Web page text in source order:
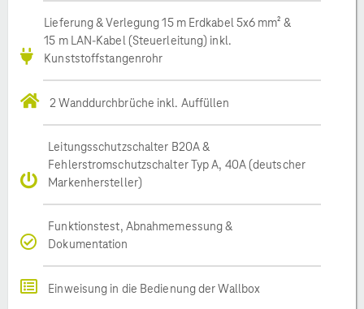
Lieferung & Verlegung 15 m Erdkabel 5x6 mm² &
15 m LAN-Kabel (Steuerleitung) inkl.
Kunststoffstangenrohr
2 Wanddurchbrüche inkl. Auffüllen
Leitungsschutzschalter B20A &
Fehlerstromschutzschalter Typ A, 40A (deutscher
Markenhersteller)
Funktionstest, Abnahmemessung &
Dokumentation
Einweisung in die Bedienung der Wallbox